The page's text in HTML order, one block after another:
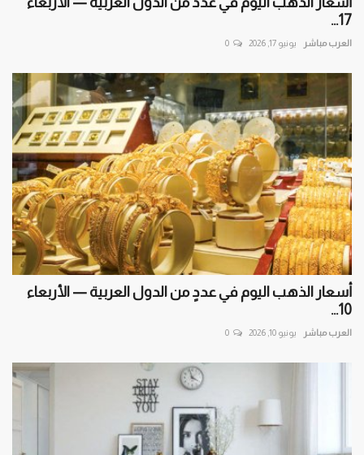
17...
العرب مباشر يونيو 17, 2026 0
أسعار الذهب اليوم في عددٍ من الدول العربية — الأربعاء
10...
العرب مباشر يونيو 10, 2026 0